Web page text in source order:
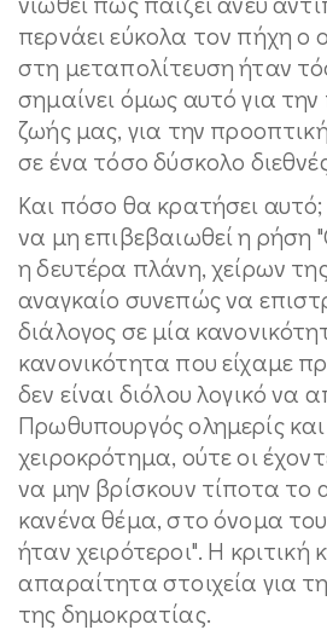
περνάει εύκολα τον πήχη ο
στη μεταπολίτευση ήταν
σημαίνει όμως αυτό για
ζωής μας, για την
σε ένα τόσο δύσκολο
Και πόσο θα κρατήσει
να μη επιβεβαιωθεί η ρήση
η δευτέρα πλάνη, χείρων
αναγκαίο συνεπώς να
διάλογος σε μία
κανονικότητα που είχαμε
δεν είναι διόλου λογικό να
Πρωθυπουργός ολημερίς
χειροκρότημα, ούτε οι
να μην βρίσκουν τίποτα το
κανένα θέμα, στο όνομα του
ήταν χειρότεροι". Η κριτική
απαραίτητα στοιχεία για
της δημοκρατίας.